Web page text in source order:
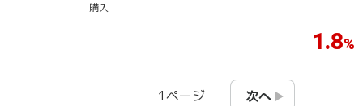
購入
1.8
1ページ 次へ